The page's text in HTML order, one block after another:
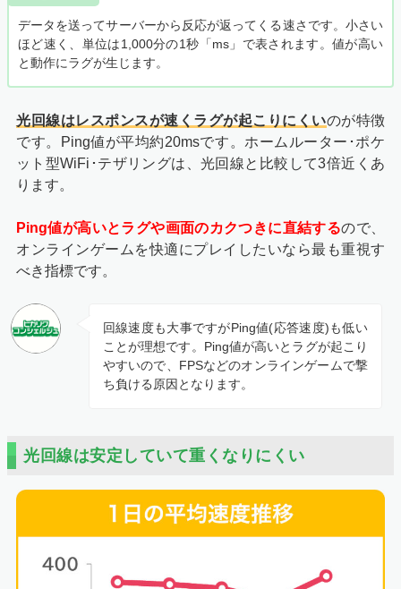
データを送ってサーバーから反応が返ってくる速さです。小さい
ほど速く、単位は1,000分の1秒「ms」で表されます。値が高い
と動作にラグが生じます。
光回線はレスポンスが速くラグが起こりにくいのが特徴
です。Ping値が平均約20msです。ホームルーター･ポケ
ット型WiFi･テザリングは、光回線と比較して3倍近くあ
ります。
Ping値が高いとラグや画面のカクつきに直結するので、
オンラインゲームを快適にプレイしたいなら最も重視す
べき指標です。
回線速度も大事ですがPing値(応答速度)も低い
ことが理想です。Ping値が高いとラグが起こり
やすいので、FPSなどのオンラインゲームで撃
ち負ける原因となります。
光回線は安定していて重くなりにくい